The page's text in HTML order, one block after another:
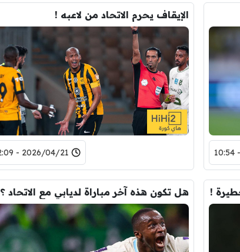
الإيقاف يحرم الاتحاد من لاعبه !
2026/04/21 - 12:09
! هل تكون هذه آخر مباراة لديابي مع الاتحاد ؟